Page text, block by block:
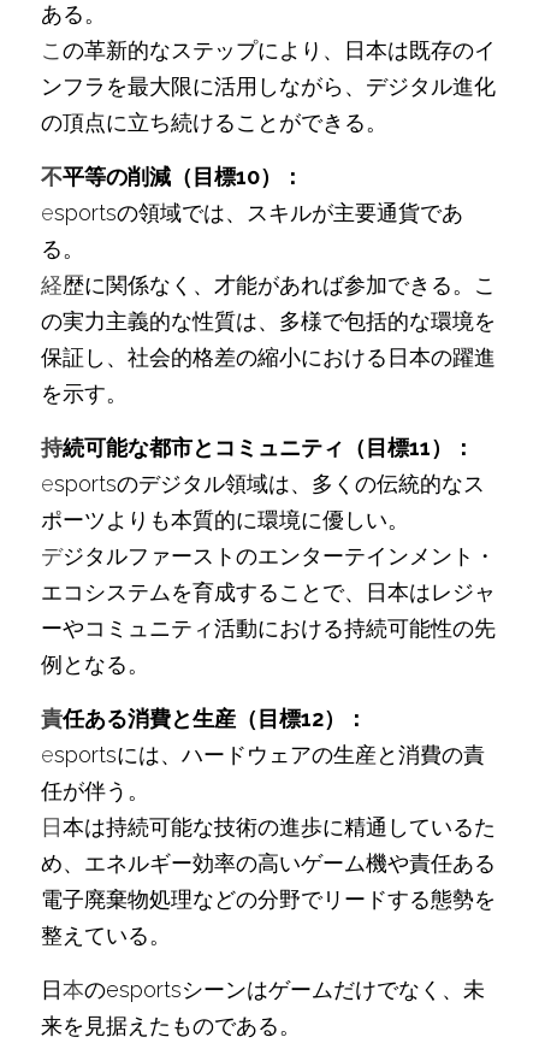
ある。
こ の革新的なステップにより、日本は既存のイ
ンフラを最大限に活用しながら、デジタル進化
の頂点に立ち続けることができる。
不平等の削減（目標10）：
esportsの領域では、スキルが主要通貨であ
る。
経歴に関係なく、才能があれば参加できる。こ
の実力主義的な性質は、多様で包括的な環境を
保証し、社会的格差の縮小における日本の躍進
を示す。
持続可能な都市とコミュニティ（目標11）：
esportsのデジタル領域は、多くの伝統的なス
ポーツよりも本質的に環境に優しい。
デジタルファーストのエンターテインメント・
エコシステムを育成することで、日本はレジャ
ーやコミュニティ活動における持続可能性の先
例となる。
責任ある消費と生産（目標12）：
esportsには、ハードウェアの生産と消費の責
任が伴う。
日本は持続可能な技術の進歩に精通しているた
め、エネルギー効率の高いゲーム機や責任ある
電子廃棄物処理などの分野でリードする態勢を
整えている。
日本のesportsシーンはゲームだけでなく、未
来を見据えたものである。